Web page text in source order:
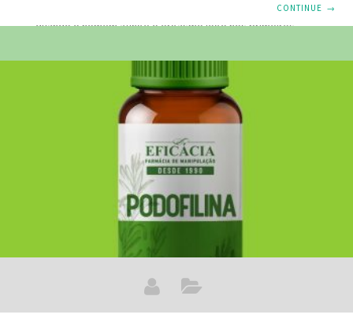
devido a fatores psicológicos e emocionais e ocorre
quando o homem atinge o orgasmo logo nos primeiros
tornando a relação sexual insatisfatória para o casal. Esta
disfunção sexual é mais comum em adolescentes, devido
às alterações hormonais, que os tornam mais excitáveis,
mas também pode surgir no adulto, estando, nestes
CONTINUE →